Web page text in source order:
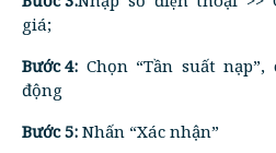
giá;
Bước 4: Chọn “Tần suất
động
Bước 5: Nhấn “Xác nhận”